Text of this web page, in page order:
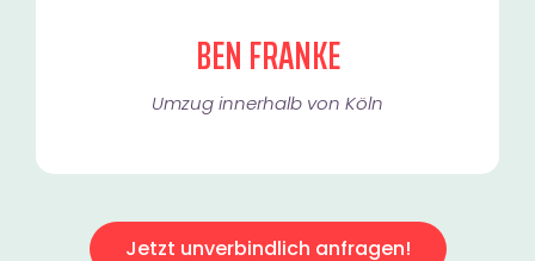
BEN FRANKE
Umzug innerhalb von Köln​
Jetzt unverbindlich anfragen!